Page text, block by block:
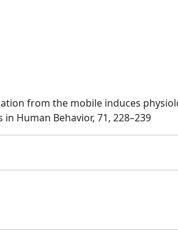
from the mobile induces
Human Behavior, 71, 228–239